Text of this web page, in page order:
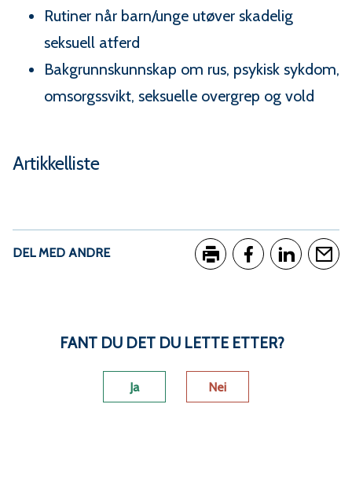
Rutiner når barn/unge utøver skadelig
seksuell atferd
Bakgrunnskunnskap om rus, psykisk sykdom,
omsorgssvikt, seksuelle overgrep og vold
Artikkelliste
DEL MED ANDRE
FANT DU DET DU LETTE ETTER?
Ja Nei